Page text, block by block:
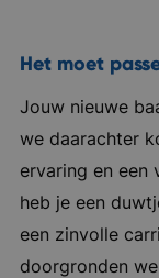
Het moet
Jouw nieuwe
we daarachter
ervaring en een
heb je een
een zinvolle
doorgronden